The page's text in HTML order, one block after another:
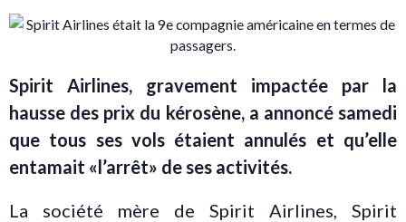
Spirit Airlines, gravement impactée par la
hausse des prix du kérosène, a annoncé samedi
que tous ses vols étaient annulés et qu’elle
entamait «l’arrêt» de ses activités.
La société mère de Spirit Airlines, Spirit